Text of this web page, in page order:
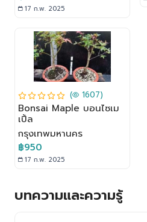
17 ก.พ. 2025
( 1607)
Bonsai Maple บอนไซเม
เปิ้ล
กรุงเทพมหานคร
฿950
17 ก.พ. 2025
บทความและความรู้